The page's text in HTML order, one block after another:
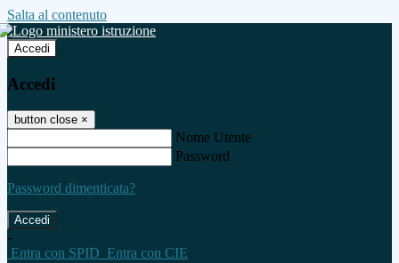
Salta al contenuto
Accedi
Accedi
button close ×
Nome Utente
Password
Password dimenticata?
-
Entra con SPID Entra con CIE